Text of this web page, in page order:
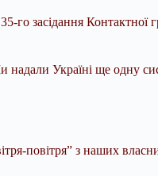
го засідання
Україні ще одну
повітря” з наших